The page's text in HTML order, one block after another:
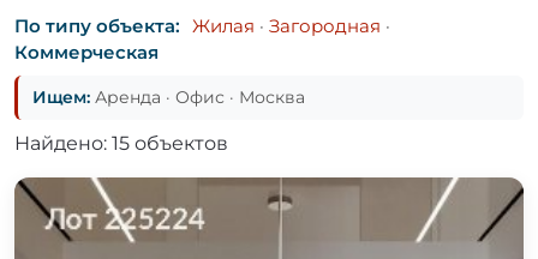
По типу объекта: Жилая · Загородная ·
Коммерческая
Ищем: Аренда · Офис · Москва
Найдено: 15 объектов